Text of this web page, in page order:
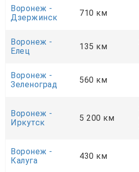
Воронеж -
Дзержинск
710 км
Воронеж -
Елец
135 км
Воронеж -
Зеленоград
560 км
Воронеж -
Иркутск
5 200 км
Воронеж -
Калуга
430 км